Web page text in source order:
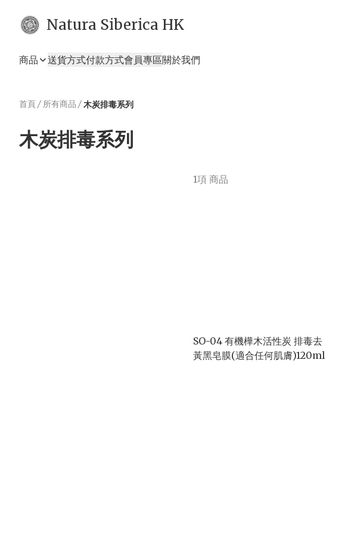
Natura Siberica HK
商品 送貨方式付款方式會員專區關於我們
首頁/ 所有商品 /木炭排毒系列
木炭排毒系列
1項 商品
SO-04 有機樺木活性炭 排毒去
黃黑皂膜(適合任何肌膚)120ml